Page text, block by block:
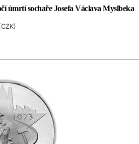
úmrtí sochaře Josefa Václava Myslbeka
CZK)